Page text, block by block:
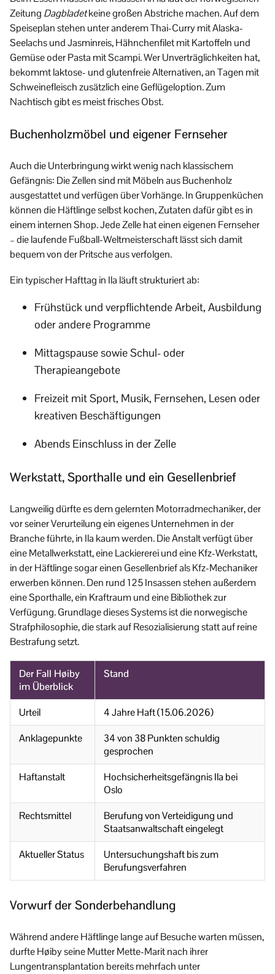
Zeitung Dagbladetkeine großen Abstriche machen. Auf dem
Speiseplan stehen unter anderem Thai-Curry mit Alaska-
Seelachs und Jasminreis, Hähnchenfilet mit Kartoffeln und
Gemüse oder Pasta mit Scampi. Wer Unverträglichkeiten hat,
bekommt laktose- und glutenfreie Alternativen, an Tagen mit
Schweinefleisch zusätzlich eine Geflügeloption. Zum
Nachtisch gibt es meist frisches Obst.
Buchenholzmöbel und eigener Fernseher
Auch die Unterbringung wirkt wenig nach klassischem
Gefängnis: Die Zellen sind mit Möbeln aus Buchenholz
ausgestattet und verfügen über Vorhänge. In Gruppenküchen
können die Häftlinge selbst kochen, Zutaten dafür gibt es in
einem internen Shop. Jede Zelle hat einen eigenen Fernseher
– die laufende Fußball-Weltmeisterschaft lässt sich damit
bequem von der Pritsche aus verfolgen.
Ein typischer Hafttag in Ila läuft strukturiert ab:
Frühstück und verpflichtende Arbeit, Ausbildung
oder andere Programme
Mittagspause sowie Schul- oder
Therapieangebote
Freizeit mit Sport, Musik, Fernsehen, Lesen oder
kreativen Beschäftigungen
Abends Einschluss in der Zelle
Werkstatt, Sporthalle und ein Gesellenbrief
Langweilig dürfte es dem gelernten Motorradmechaniker, der
vor seiner Verurteilung ein eigenes Unternehmen in der
Branche führte, in Ila kaum werden. Die Anstalt verfügt über
eine Metallwerkstatt, eine Lackiererei und eine Kfz-Werkstatt,
in der Häftlinge sogar einen Gesellenbrief als Kfz-Mechaniker
erwerben können. Den rund 125 Insassen stehen außerdem
eine Sporthalle, ein Kraftraum und eine Bibliothek zur
Verfügung. Grundlage dieses Systems ist die norwegische
Strafphilosophie, die stark auf Resozialisierung statt auf reine
Bestrafung setzt.
Der Fall Høiby
im Überblick
Stand
Urteil
4 Jahre Haft (15.06.2026)
Anklagepunkte
34 von 38 Punkten schuldig
gesprochen
Haftanstalt
Hochsicherheitsgefängnis Ila bei
Oslo
Rechtsmittel
Berufung von Verteidigung und
Staatsanwaltschaft eingelegt
Aktueller Status
Untersuchungshaft bis zum
Berufungsverfahren
Vorwurf der Sonderbehandlung
Während andere Häftlinge lange auf Besuche warten müssen,
durfte Høiby seine Mutter Mette-Marit nach ihrer
Lungentransplantation bereits mehrfach unter